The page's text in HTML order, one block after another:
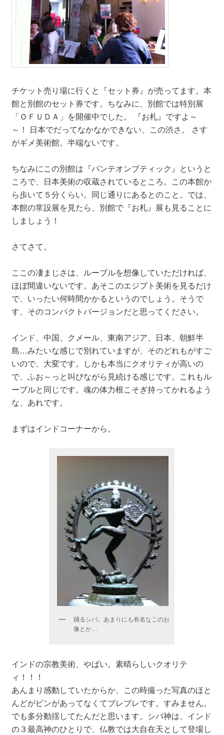
チケット売り場に行くと『セット券』が売ってます。本
館と別館のセット券です。ちなみに、別館では特別展
「ＯＦＵＤＡ」を開催中でした。 『お札』ですよ～
～！ 日本でだってなかなかできない、この渋さ。 さす
がギメ美術館。半端ないです。
ちなみにこの別館は『パンテオンブティック』というと
ころで、日本美術の収蔵されているところ。この本館か
ら歩いて５分くらい。同じ通りにあるとのこと。では、
本館の常設展を見たら、別館で『お札』展も見ることに
しましょう！
さてさて。
ここの凄まじさは、ルーブルを想像していただければ、
ほぼ間違いないです。あそこのエジプト美術を見るだけ
で、いったい何時間かかるというのでしょう。そうで
す、そのコンパクトバージョンだと思ってください。
インド、中国、クメール、東南アジア、日本、朝鮮半
島…みたいな感じで別れていますが、そのどれもがすご
いので、大変です。しかも本当にクオリティが高いの
で、ふお～っと叫びながら見続ける感じです。これもル
ーブルと同じです。魂の体力根こそぎ持ってかれるよう
な、あれです。
まずはインドコーナーから。
踊るシバ。あまりにも有名なこのお
像とか…
インドの宗教美術、やばい。素晴らしいクオリテ
ィ！！！
あんまり感動していたからか、この時撮った写真のほと
んどがピンがあってなくてブレブレです。すみません。
でも多分動揺してたんだと思います。シバ神は、インド
の３最高神のひとりで、仏教では大自在天として登場し